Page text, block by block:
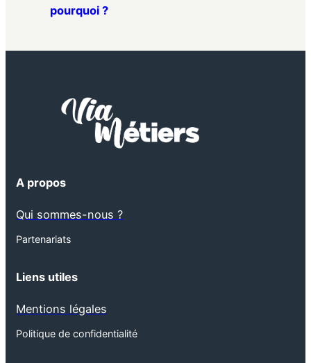
pourquoi ?
A propos
Qui sommes-nous ?
Partenariats
Liens utiles
Mentions légales
Politique de confidentialité